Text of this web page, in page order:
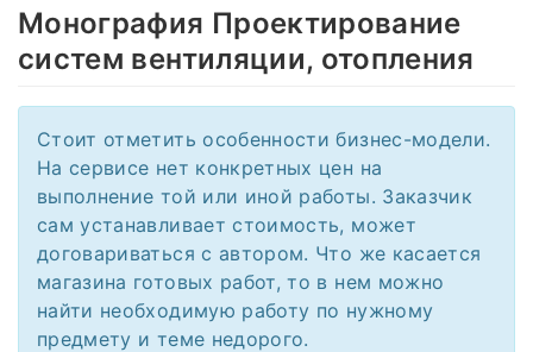
Монография Проектирование
систем вентиляции, отопления
Стоит отметить особенности бизнес-модели.
На сервисе нет конкретных цен на
выполнение той или иной работы. Заказчик
сам устанавливает стоимость, может
договариваться с автором. Что же касается
магазина готовых работ, то в нем можно
найти необходимую работу по нужному
предмету и теме недорого.